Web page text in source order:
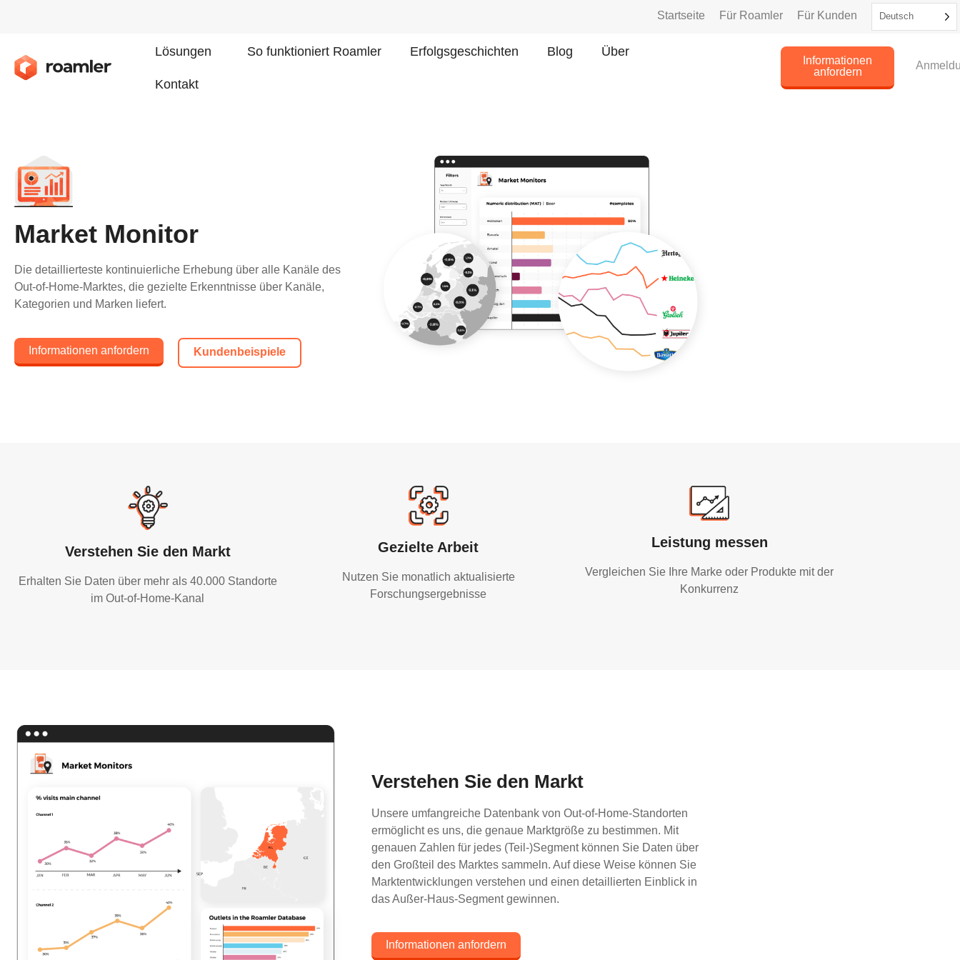
Startseite Für Roamler Für Kunden Deutsch
Lösungen So funktioniert Roamler Erfolgsgeschichten Blog Über
Kontakt
Informationen
anfordern
Market Monitor
Die detaillierteste kontinuierliche Erhebung über alle Kanäle des
Out-of-Home-Marktes, die gezielte Erkenntnisse über Kanäle,
Kategorien und Marken liefert.
Informationen anfordern Kundenbeispiele
Verstehen Sie den Markt
Erhalten Sie Daten über mehr als 40.000 Standorte
im Out-of-Home-Kanal
Gezielte Arbeit
Nutzen Sie monatlich aktualisierte
Forschungsergebnisse
Leistung messen
Vergleichen Sie Ihre Marke oder Produkte mit der
Konkurrenz
Verstehen Sie den Markt
Unsere umfangreiche Datenbank von Out-of-Home-Standorten
ermöglicht es uns, die genaue Marktgröße zu bestimmen. Mit
genauen Zahlen für jedes (Teil-)Segment können Sie Daten über
den Großteil des Marktes sammeln. Auf diese Weise können Sie
Marktentwicklungen verstehen und einen detaillierten Einblick in
das Außer-Haus-Segment gewinnen.
Informationen anfordern